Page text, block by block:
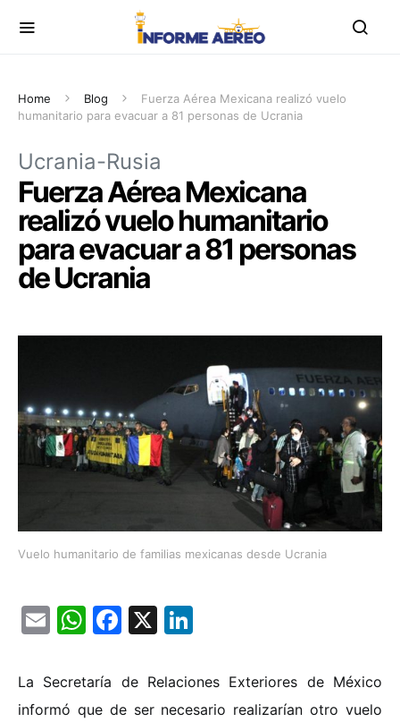
Home Blog
Fuerza Aérea Mexicana realizó vuelo
humanitario para evacuar a 81 personas de Ucrania
Ucrania-Rusia
Fuerza Aérea Mexicana
realizó vuelo humanitario
para evacuar a 81 personas
de Ucrania
Vuelo humanitario de familias mexicanas desde Ucrania
EmailWhatsApp
Facebook
X
La Secretaría de Relaciones Exteriores de México
informó que de ser necesario realizarían otro vuelo